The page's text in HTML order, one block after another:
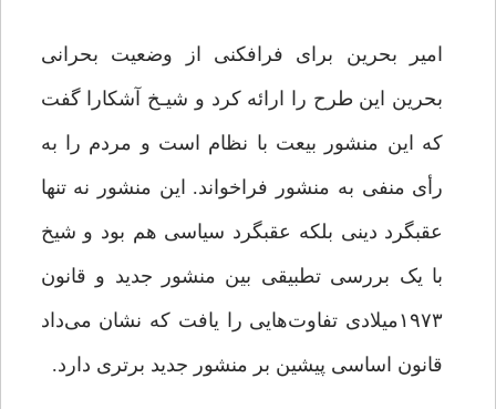
امیر بحرین برای فرافکنی از وضعیت بحرانی
بحرین این طرح را ارائه کرد و شیـخ آشکارا گفت
که این منشور بیعت با نظام است و مردم را به
رأی منفی به منشور فراخواند. این منشور نه تنها
عقبگرد دینی بلکه عقبگرد سیاسی هم بود و شیخ
با یک بررسی تطبیقی بین منشور جدید و قانون
۱۹۷۳میلادی تفاوت‌هایی را یافت که نشان می‌داد
قانون اساسی پیشین بر منشور جدید برتری دارد.